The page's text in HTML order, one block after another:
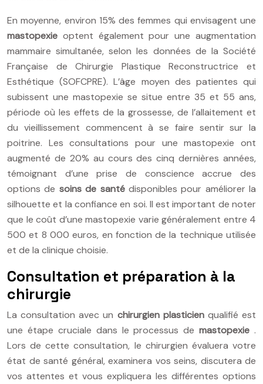
En moyenne, environ 15% des femmes qui envisagent une
mastopexie optent également pour une augmentation
mammaire simultanée, selon les données de la Société
Française de Chirurgie Plastique Reconstructrice et
Esthétique (SOFCPRE). L’âge moyen des patientes qui
subissent une mastopexie se situe entre 35 et 55 ans,
période où les effets de la grossesse, de l’allaitement et
du vieillissement commencent à se faire sentir sur la
poitrine. Les consultations pour une mastopexie ont
augmenté de 20% au cours des cinq dernières années,
témoignant d’une prise de conscience accrue des
options de soins de santé disponibles pour améliorer la
silhouette et la confiance en soi. Il est important de noter
que le coût d’une mastopexie varie généralement entre 4
500 et 8 000 euros, en fonction de la technique utilisée
et de la clinique choisie.
Consultation et préparation à la
chirurgie
La consultation avec un chirurgien plasticien qualifié est
une étape cruciale dans le processus demastopexie .
Lors de cette consultation, le chirurgien évaluera votre
état de santé général, examinera vos seins, discutera de
vos attentes et vous expliquera les différentes options